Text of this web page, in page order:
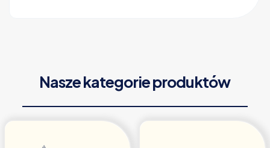
Nasze kategorie produktów